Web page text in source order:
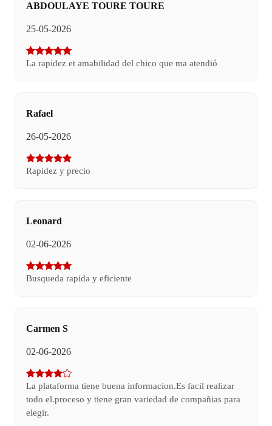
ABDOULAYE TOURE TOURE
25-05-2026
La rapidez et amabilidad del chico que ma atendió
Rafael
26-05-2026
Rapidez y precio
Leonard
02-06-2026
Busqueda rapida y eficiente
Carmen S
02-06-2026
La plataforma tiene buena informacion.Es facil realizar
todo el.proceso y tiene gran variedad de compañias para
elegir.